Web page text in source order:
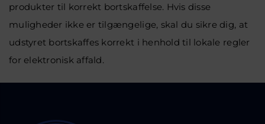
produkter til korrekt bortskaffelse. Hvis disse
muligheder ikke er tilgængelige, skal du sikre dig, at
udstyret bortskaffes korrekt i henhold til lokale regler
for elektronisk affald.